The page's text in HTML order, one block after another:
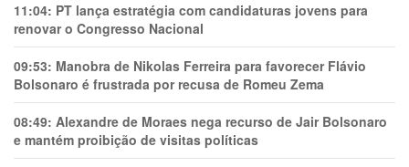
11:04: PT lança estratégia com candidaturas jovens para
renovar o Congresso Nacional
09:53: Manobra de Nikolas Ferreira para favorecer Flávio
Bolsonaro é frustrada por recusa de Romeu Zema
08:49: Alexandre de Moraes nega recurso de Jair Bolsonaro
e mantém proibição de visitas políticas